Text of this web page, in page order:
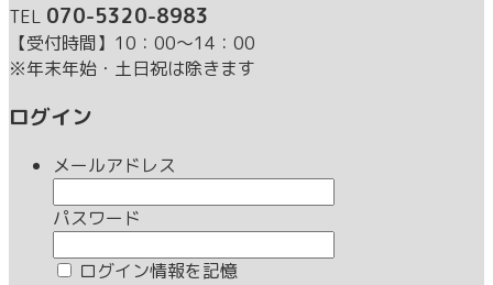
TEL 070-5320-8983
【受付時間】10：00～14：00
※年末年始・土日祝は除きます
ログイン
メールアドレス
パスワード
ログイン情報を記憶